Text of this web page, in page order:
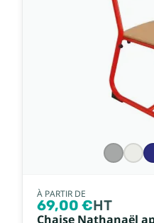
À PARTIR DE
69,00 €HT
Chaise Nathanaël